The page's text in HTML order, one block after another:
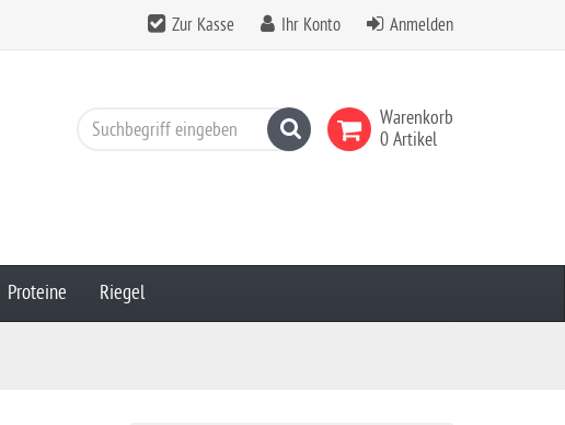
Zur Kasse Ihr Konto Anmelden
Warenkorb
0 Artikel
Suchen
Proteine Riegel